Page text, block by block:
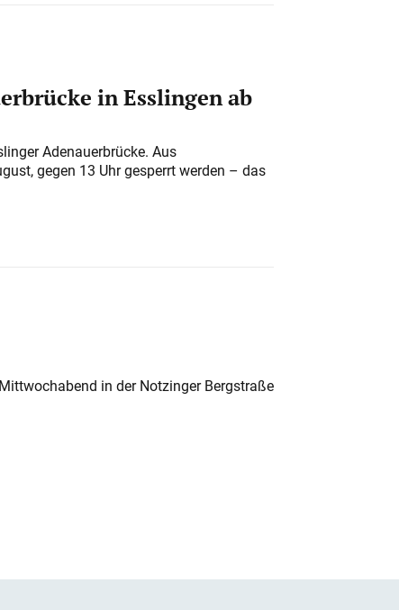
in Esslingen ab
Adenauerbrücke. Aus
gegen 13 Uhr gesperrt werden – das
in der Notzinger Bergstraße